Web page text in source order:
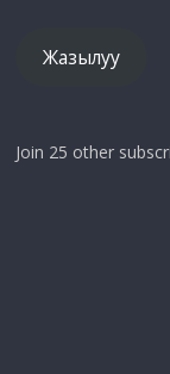
Жазылуу
Join 25 other